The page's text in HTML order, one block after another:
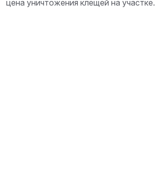
цена уничтожения клещей на участке.